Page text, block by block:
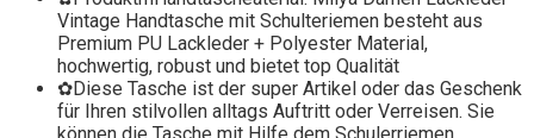
Vintage Handtasche mit Schulteriemen besteht aus
Premium PU Lackleder + Polyester Material,
hochwertig, robust und bietet top Qualität
✿Diese Tasche ist der super Artikel oder das Geschenk
für Ihren stilvollen alltags Auftritt oder Verreisen. Sie